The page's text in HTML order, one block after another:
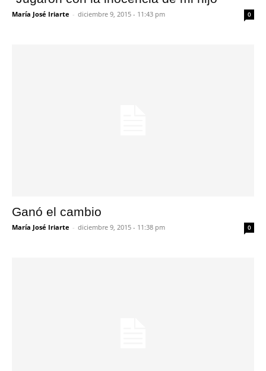
María José Iriarte - diciembre 9, 2015 - 11:43 pm 0
Ganó el cambio
María José Iriarte - diciembre 9, 2015 - 11:38 pm 0